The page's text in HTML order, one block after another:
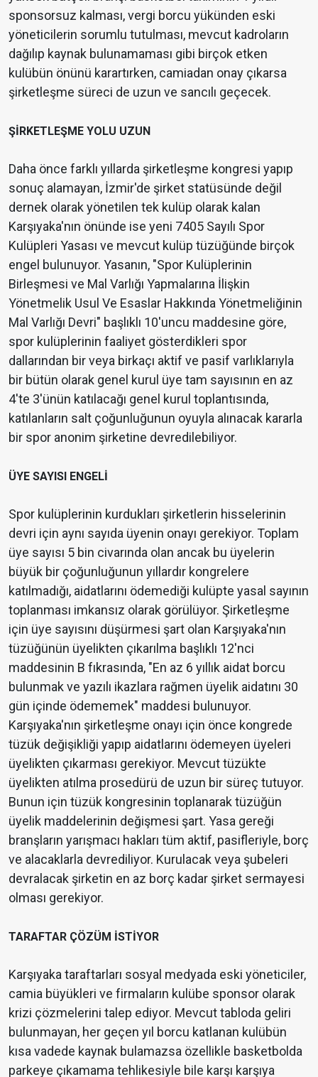
sponsorsuz kalması, vergi borcu yükünden eski
yöneticilerin sorumlu tutulması, mevcut kadroların
dağılıp kaynak bulunamaması gibi birçok etken
kulübün önünü karartırken, camiadan onay çıkarsa
şirketleşme süreci de uzun ve sancılı geçecek.
ŞİRKETLEŞME YOLU UZUN
Daha önce farklı yıllarda şirketleşme kongresi yapıp
sonuç alamayan, İzmir'de şirket statüsünde değil
dernek olarak yönetilen tek kulüp olarak kalan
Karşıyaka'nın önünde ise yeni 7405 Sayılı Spor
Kulüpleri Yasası ve mevcut kulüp tüzüğünde birçok
engel bulunuyor. Yasanın, "Spor Kulüplerinin
Birleşmesi ve Mal Varlığı Yapmalarına İlişkin
Yönetmelik Usul Ve Esaslar Hakkında Yönetmeliğinin
Mal Varlığı Devri" başlıklı 10'uncu maddesine göre,
spor kulüplerinin faaliyet gösterdikleri spor
dallarından bir veya birkaçı aktif ve pasif varlıklarıyla
bir bütün olarak genel kurul üye tam sayısının en az
4'te 3'ünün katılacağı genel kurul toplantısında,
katılanların salt çoğunluğunun oyuyla alınacak kararla
bir spor anonim şirketine devredilebiliyor.
ÜYE SAYISI ENGELİ
Spor kulüplerinin kurdukları şirketlerin hisselerinin
devri için aynı sayıda üyenin onayı gerekiyor. Toplam
üye sayısı 5 bin civarında olan ancak bu üyelerin
büyük bir çoğunluğunun yıllardır kongrelere
katılmadığı, aidatlarını ödemediği kulüpte yasal sayının
toplanması imkansız olarak görülüyor. Şirketleşme
için üye sayısını düşürmesi şart olan Karşıyaka'nın
tüzüğünün üyelikten çıkarılma başlıklı 12'nci
maddesinin B fıkrasında, "En az 6 yıllık aidat borcu
bulunmak ve yazılı ikazlara rağmen üyelik aidatını 30
gün içinde ödememek" maddesi bulunuyor.
Karşıyaka'nın şirketleşme onayı için önce kongrede
tüzük değişikliği yapıp aidatlarını ödemeyen üyeleri
üyelikten çıkarması gerekiyor. Mevcut tüzükte
üyelikten atılma prosedürü de uzun bir süreç tutuyor.
Bunun için tüzük kongresinin toplanarak tüzüğün
üyelik maddelerinin değişmesi şart. Yasa gereği
branşların yarışmacı hakları tüm aktif, pasifleriyle, borç
ve alacaklarla devrediliyor. Kurulacak veya şubeleri
devralacak şirketin en az borç kadar şirket sermayesi
olması gerekiyor.
TARAFTAR ÇÖZÜM İSTİYOR
Karşıyaka taraftarları sosyal medyada eski yöneticiler,
camia büyükleri ve firmaların kulübe sponsor olarak
krizi çözmelerini talep ediyor. Mevcut tabloda geliri
bulunmayan, her geçen yıl borcu katlanan kulübün
kısa vadede kaynak bulamazsa özellikle basketbolda
parkeye çıkamama tehlikesiyle bile karşı karşıya